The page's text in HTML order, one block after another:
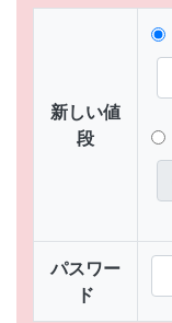
新しい値
段
パスワー
ド